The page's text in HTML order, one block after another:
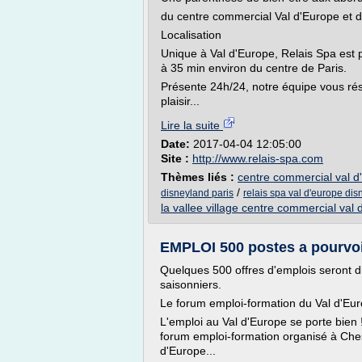
du centre commercial Val d'Europe et
Localisation
Unique à Val d'Europe, Relais Spa
à 35 min environ du centre de Paris.
Présente 24h/24, notre équipe vous
plaisir...
Lire la suite
Date: 2017-04-04 12:05:00
Site : http://www.relais-spa.com
Thèmes liés : centre commercial val
disneyland paris / relais spa val d'europe
la vallee village centre commercial val
EMPLOI 500 postes a
Quelques 500 offres d'emplois seront
saisonniers.
Le forum emploi-formation du Val
L'emploi au Val d'Europe se porte
forum emploi-formation organisé à
d'Europe...